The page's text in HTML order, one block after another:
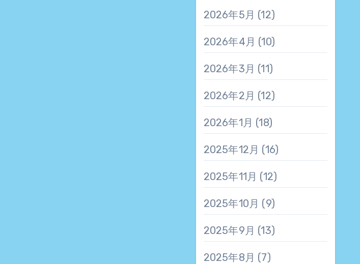
2026年5月 (12)
2026年4月 (10)
2026年3月 (11)
2026年2月 (12)
2026年1月 (18)
2025年12月 (16)
2025年11月 (12)
2025年10月 (9)
2025年9月 (13)
2025年8月 (7)